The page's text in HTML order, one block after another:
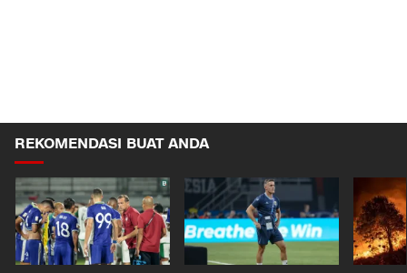
REKOMENDASI BUAT ANDA